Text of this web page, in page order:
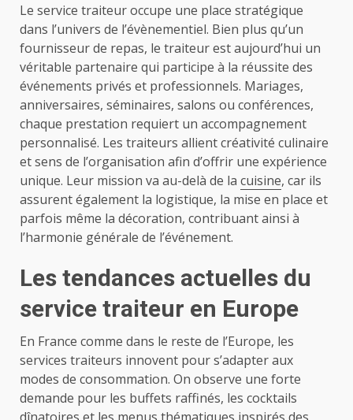
Le service traiteur occupe une place stratégique
dans l’univers de l’évènementiel. Bien plus qu’un
fournisseur de repas, le traiteur est aujourd’hui un
véritable partenaire qui participe à la réussite des
événements privés et professionnels. Mariages,
anniversaires, séminaires, salons ou conférences,
chaque prestation requiert un accompagnement
personnalisé. Les traiteurs allient créativité culinaire
et sens de l’organisation afin d’offrir une expérience
unique. Leur mission va au-delà de la cuisine, car ils
assurent également la logistique, la mise en place et
parfois même la décoration, contribuant ainsi à
l’harmonie générale de l’événement.
Les tendances actuelles du
service traiteur en Europe
En France comme dans le reste de l’Europe, les
services traiteurs innovent pour s’adapter aux
modes de consommation. On observe une forte
demande pour les buffets raffinés, les cocktails